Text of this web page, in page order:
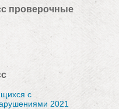
проверочные
с
2021